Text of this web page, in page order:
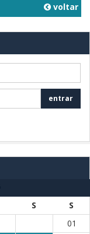
voltar
entrar
S
S
01